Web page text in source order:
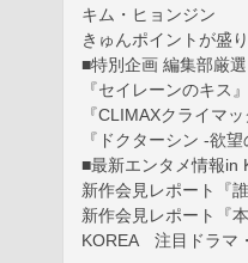
キム・ヒョンジン
きゅんポイントが盛
■特別企画 編集部厳
『セイレーンのキス』
『CLIMAXクライマッ
『ドクターシン -欲望
■最新エンタメ情報in
新作会見レポート『
新作会見レポート『
KOREA 注目ドラマ